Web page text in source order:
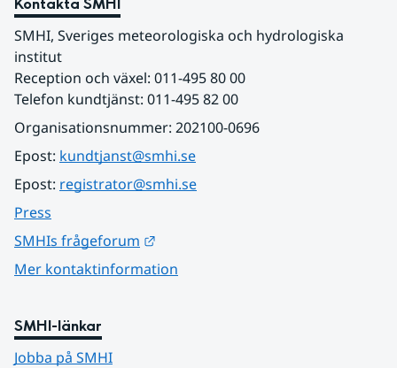
SMHI, Sveriges meteorologiska och hydrologiska
institut
Reception och växel: 011-495 80 00
Telefon kundtjänst: 011-495 82 00
Organisationsnummer: 202100-0696
Epost: kundtjanst@smhi.se
Epost: registrator@smhi.se
Press
SMHIs frågeforum
Mer kontaktinformation
SMHI-länkar
Jobba på SMHI